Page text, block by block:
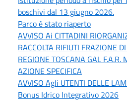
boschivi dal 13 giugno 2026.
Parco è stato riaperto
AVVISO Ai CITTADINI
RACCOLTA RIFIUTI FRAZIONE
REGIONE TOSCANA GAL
AZIONE SPECIFICA
AVVISO Agli UTENTI DELLE
Bonus Idrico Integrativo 2026